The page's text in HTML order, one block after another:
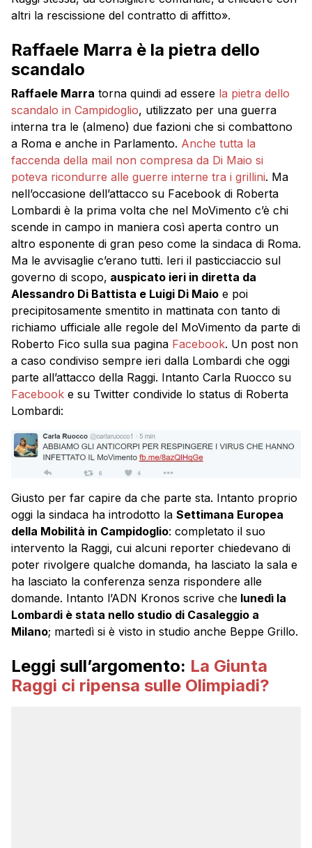
altri la rescissione del contratto di affitto».
Raffaele Marra è la pietra dello
scandalo
Raffaele Marra torna quindi ad essere la pietra dello
scandalo in Campidoglio, utilizzato per una guerra
interna tra le (almeno) due fazioni che si combattono
a Roma e anche in Parlamento. Anche tutta la
faccenda della mail non compresa da Di Maio si
poteva ricondurre alle guerre interne tra i grillini. Ma
nell’occasione dell’attacco su Facebook di Roberta
Lombardi è la prima volta che nel MoVimento c’è chi
scende in campo in maniera così aperta contro un
altro esponente di gran peso come la sindaca di Roma.
Ma le avvisaglie c’erano tutti. Ieri il pasticciaccio sul
governo di scopo, auspicato ieri in diretta da
Alessandro Di Battista e Luigi Di Maio e poi
precipitosamente smentito in mattinata con tanto di
richiamo ufficiale alle regole del MoVimento da parte di
Roberto Fico sulla sua pagina Facebook. Un post non
a caso condiviso sempre ieri dalla Lombardi che oggi
parte all’attacco della Raggi. Intanto Carla Ruocco su
Facebook e su Twitter condivide lo status di Roberta
Lombardi:
Giusto per far capire da che parte sta. Intanto proprio
oggi la sindaca ha introdotto la Settimana Europea
della Mobilità in Campidoglio: completato il suo
intervento la Raggi, cui alcuni reporter chiedevano di
poter rivolgere qualche domanda, ha lasciato la sala e
ha lasciato la conferenza senza rispondere alle
domande. Intanto l’ADN Kronos scrive che lunedì la
Lombardi è stata nello studio di Casaleggio a
Milano; martedì si è visto in studio anche Beppe Grillo.
Leggi sull’argomento: La Giunta
Raggi ci ripensa sulle Olimpiadi?